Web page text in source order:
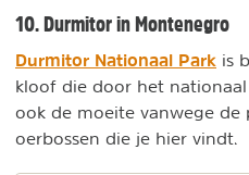
10. Durmitor in Montenegro
Durmitor Nationaal Park is
kloof die door het
ook de moeite vanwege de
oerbossen die je hier vindt.